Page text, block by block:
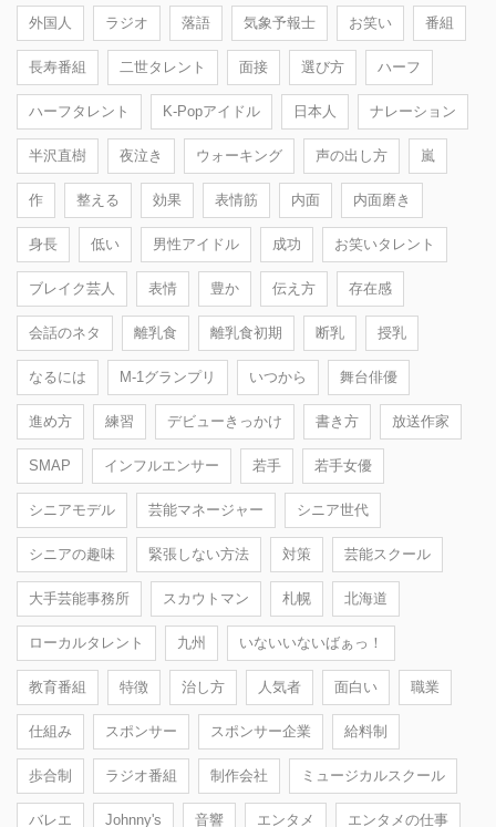
外国人 ラジオ 落語 気象予報士 お笑い 番組
長寿番組 二世タレント 面接 選び方 ハーフ
ハーフタレント K-Popアイドル 日本人 ナレーション
半沢直樹 夜泣き ウォーキング 声の出し方 嵐
作 整える 効果 表情筋 内面 内面磨き
身長 低い 男性アイドル 成功 お笑いタレント
ブレイク芸人 表情 豊か 伝え方 存在感
会話のネタ 離乳食 離乳食初期 断乳 授乳
なるには M-1グランプリ いつから 舞台俳優
進め方 練習 デビューきっかけ 書き方 放送作家
SMAP インフルエンサー 若手 若手女優
シニアモデル 芸能マネージャー シニア世代
シニアの趣味 緊張しない方法 対策 芸能スクール
大手芸能事務所 スカウトマン 札幌 北海道
ローカルタレント 九州 いないいないばぁっ！
教育番組 特徴 治し方 人気者 面白い 職業
仕組み スポンサー スポンサー企業 給料制
歩合制 ラジオ番組 制作会社 ミュージカルスクール
バレエ Johnny's 音響 エンタメ エンタメの仕事